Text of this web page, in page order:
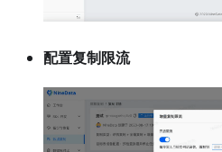
配置复制限流